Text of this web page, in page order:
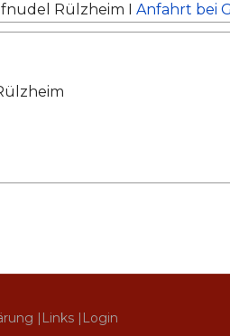
Rülzheim I Anfahrt bei
| Links | Login